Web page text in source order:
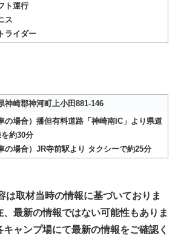
ト運行
ス
ライダー
神崎郡神河町上小田881-146
の場合）播但有料道路「神崎南IC」より県道
約30分
の場合）JR寺前駅より タクシーで約25分
は取材当時の情報に基づいておりま
最新の情報ではない可能性もありま
ャンプ場にて最新の情報をご確認く